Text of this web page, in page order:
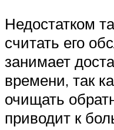
Недостатком
считать его
занимает
времени, так
очищать
приводит к